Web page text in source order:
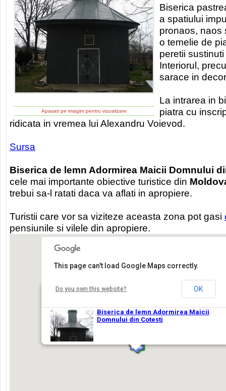
Apasati pe imagini pentru vizualizare
Biserica
a spatiului
pronaos, naos
o temelie de
peretii
Interiorul,
sarace in
La intrarea in
piatra cu
ridicata in vremea lui Alexandru Voievod.
Sursa
Biserica de lemn Adormirea Maicii Domnului
cele mai importante obiective turistice din
trebui sa-l ratati daca va aflati in apropiere.
Turistii care vor sa viziteze aceasta zona pot gasi
pensiunile si vilele din apropiere.